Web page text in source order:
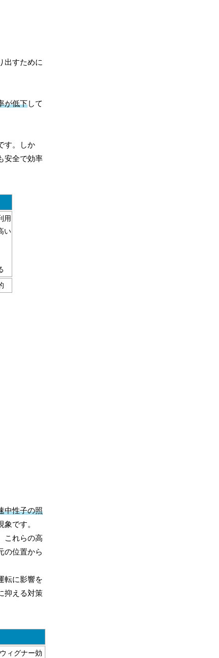
出すために
が低下して
す。しか
安全で効率
用
い
中性子の照
です。
これらの高
の位置から
転に影響を
抑える対策
ィグナー効